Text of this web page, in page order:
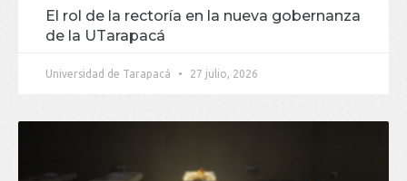
El rol de la rectoría en la nueva gobernanza
de la UTarapacá
Universidad de Tarapacá 27 julio, 2026